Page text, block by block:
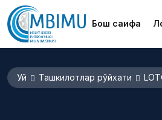
Бош саҳифа
Уй Ташкилотлар рўйхати